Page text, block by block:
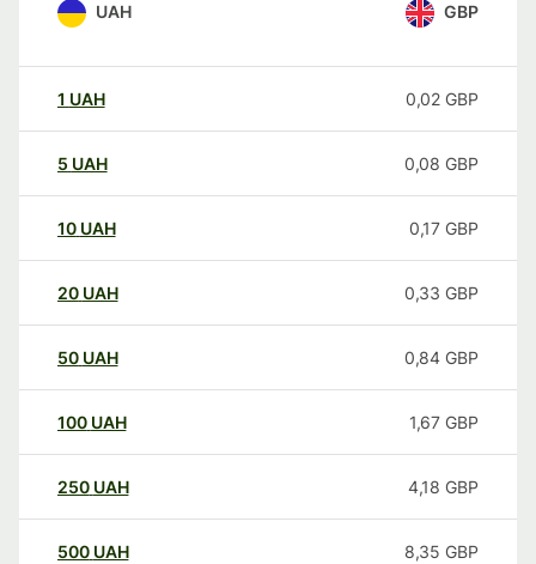
UAH GBP
1 UAH 0,02 GBP
5 UAH 0,08 GBP
10 UAH 0,17 GBP
20 UAH 0,33 GBP
50 UAH 0,84 GBP
100 UAH 1,67 GBP
250 UAH 4,18 GBP
500 UAH 8,35 GBP